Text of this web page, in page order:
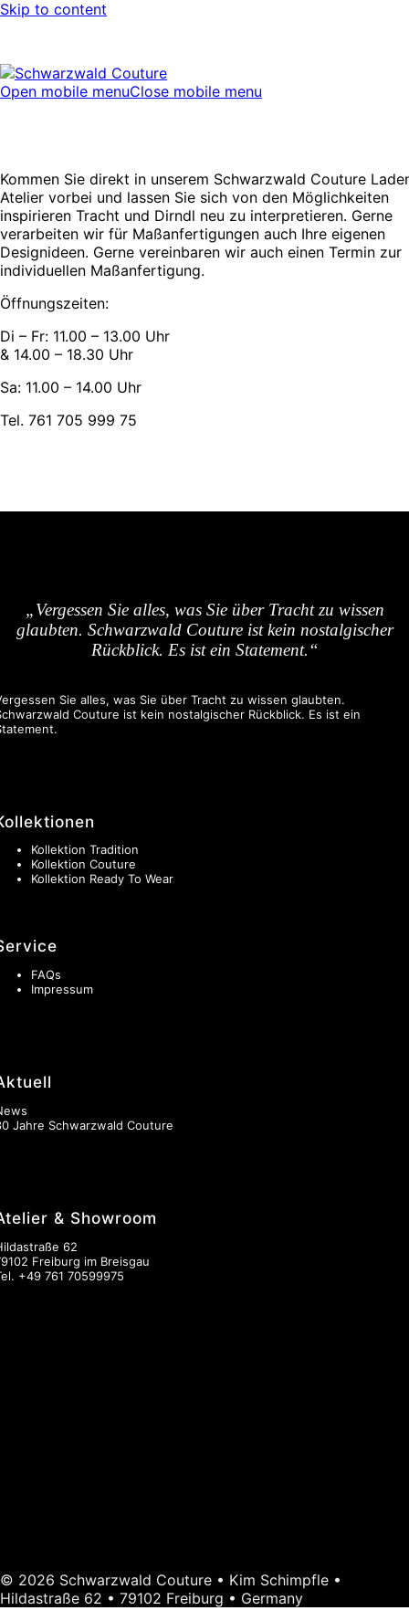
Skip to content
Open mobile menuClose mobile menu
Kommen Sie direkt in unserem Schwarzwald Couture
Atelier vorbei und lassen Sie sich von den Möglichkeiten
inspirieren Tracht und Dirndl neu zu interpretieren. Gerne
verarbeiten wir für Maßanfertigungen auch Ihre eigenen
Designideen. Gerne vereinbaren wir auch einen Termin zur
individuellen Maßanfertigung.
Öffnungszeiten:
Di – Fr: 11.00 – 13.00 Uhr
& 14.00 – 18.30 Uhr
Sa: 11.00 – 14.00 Uhr
Tel. 761 705 999 75
„Vergessen Sie alles, was Sie über Tracht zu wissen
glaubten. Schwarzwald Couture ist kein nostalgischer
Rückblick. Es ist ein Statement.“
Sie alles, was Sie über Tracht zu wissen glaubten.
Couture ist kein nostalgischer Rückblick. Es ist ein
Kollektion Tradition
Kollektion Couture
Kollektion Ready To Wear
FAQs
Impressum
Jahre Schwarzwald Couture
& Showroom
62
Freiburg im Breisgau
+49 761 70599975
© 2026 Schwarzwald Couture • Kim Schimpfle •
Hildastraße 62 • 79102 Freiburg • Germany